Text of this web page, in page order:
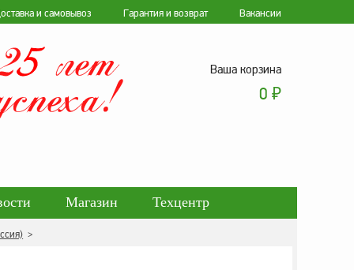
и самовывоз Гарантия и возврат Вакансии
Ваша корзина
0 ₽
Магазин
Техцентр
>